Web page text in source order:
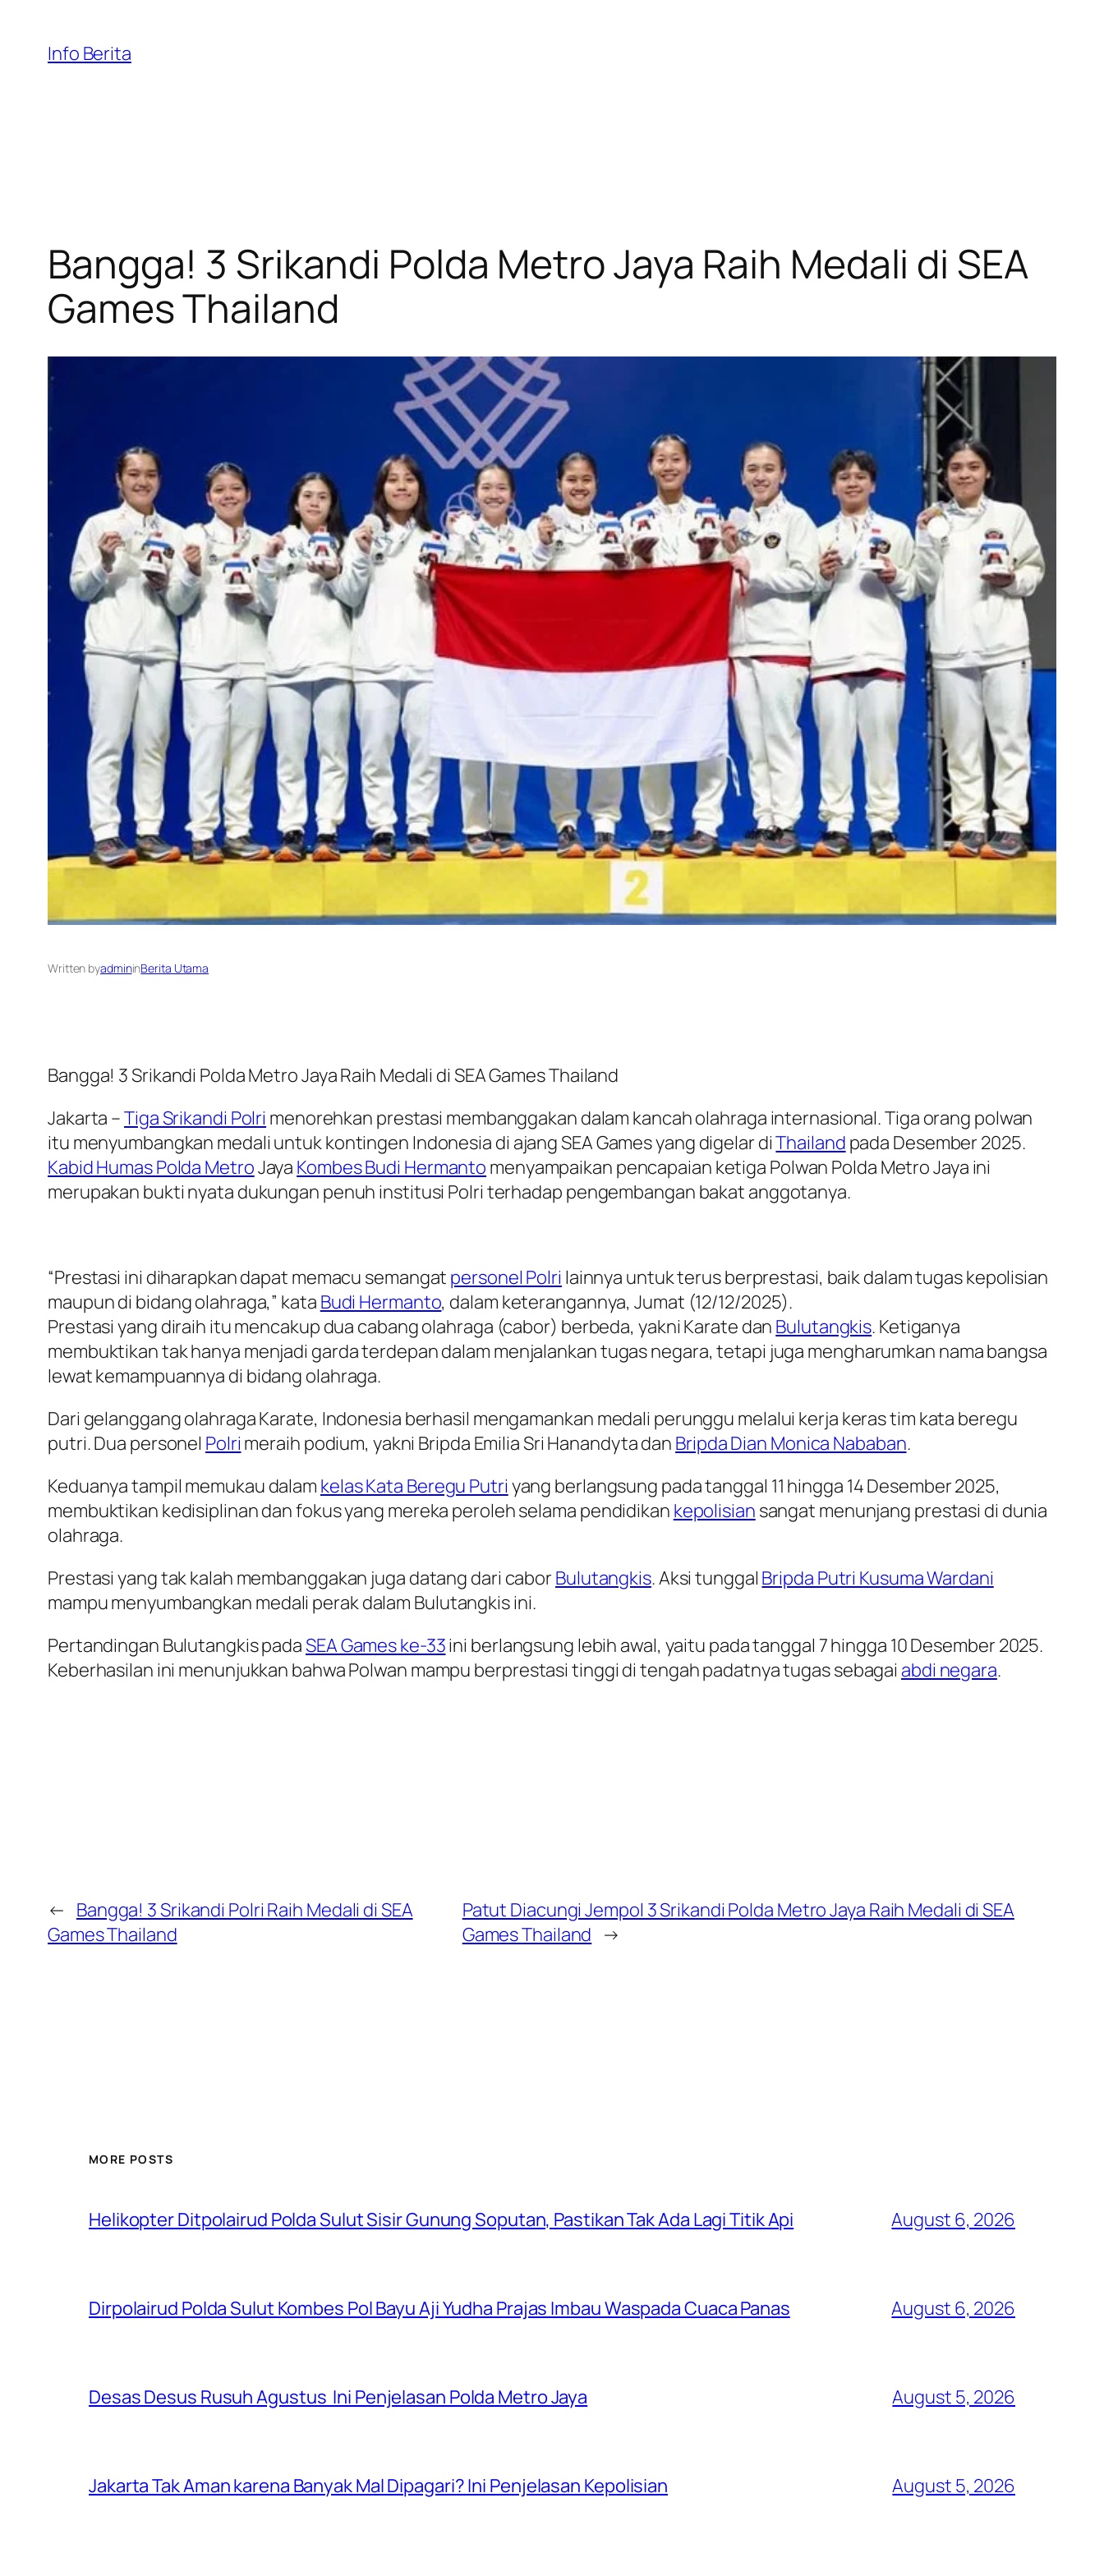
content
Info Berita
Bangga! 3 Srikandi Polda Metro Jaya Raih Medali di SEA
Games Thailand
Written byadmininBerita Utama
Bangga! 3 Srikandi Polda Metro Jaya Raih Medali di SEA Games Thailand
Jakarta –Tiga Srikandi Polri menorehkan prestasi membanggakan dalam kancah olahraga internasional. Tiga orang polwan
itu menyumbangkan medali untuk kontingen Indonesia di ajang SEA Games yang digelar diThailand pada Desember 2025.
Kabid Humas Polda MetroJaya Kombes Budi Hermanto menyampaikan pencapaian ketiga Polwan Polda Metro Jaya ini
merupakan bukti nyata dukungan penuh institusi Polri terhadap pengembangan bakat anggotanya.
“Prestasi ini diharapkan dapat memacu semangat personel Polri lainnya untuk terus berprestasi, baik dalam tugas kepolisian
maupun di bidang olahraga,” kata Budi Hermanto, dalam keterangannya, Jumat (12/12/2025).
Prestasi yang diraih itu mencakup dua cabang olahraga (cabor) berbeda, yakni Karate dan Bulutangkis. Ketiganya
membuktikan tak hanya menjadi garda terdepan dalam menjalankan tugas negara, tetapi juga mengharumkan nama bangsa
lewat kemampuannya di bidang olahraga.
Dari gelanggang olahraga Karate, Indonesia berhasil mengamankan medali perunggu melalui kerja keras tim kata beregu
putri. Dua personel Polri meraih podium, yakni Bripda Emilia Sri Hanandyta dan Bripda Dian Monica Nababan.
Keduanya tampil memukau dalam kelas Kata Beregu Putri yang berlangsung pada tanggal 11 hingga 14 Desember 2025,
membuktikan kedisiplinan dan fokus yang mereka peroleh selama pendidikan kepolisian sangat menunjang prestasi di dunia
olahraga.
Prestasi yang tak kalah membanggakan juga datang dari cabor Bulutangkis. Aksi tunggal Bripda Putri Kusuma Wardani
mampu menyumbangkan medali perak dalam Bulutangkis ini.
Pertandingan Bulutangkis padaSEA Games ke-33ini berlangsung lebih awal, yaitu pada tanggal 7 hingga 10 Desember 2025.
Keberhasilan ini menunjukkan bahwa Polwan mampu berprestasi tinggi di tengah padatnya tugas sebagai abdi negara.
← Bangga! 3 Srikandi Polri Raih Medali di SEA
Games Thailand
Patut Diacungi Jempol 3 Srikandi Polda Metro Jaya Raih Medali di SEA
Games Thailand →
MORE POSTS
Helikopter Ditpolairud Polda Sulut Sisir Gunung Soputan, Pastikan Tak Ada Lagi Titik Api August 6, 2026
Dirpolairud Polda Sulut Kombes Pol Bayu Aji Yudha Prajas Imbau Waspada Cuaca Panas August 6, 2026
Desas Desus Rusuh Agustus Ini Penjelasan Polda Metro Jaya August 5, 2026
Jakarta Tak Aman karena Banyak Mal Dipagari? Ini Penjelasan Kepolisian August 5, 2026